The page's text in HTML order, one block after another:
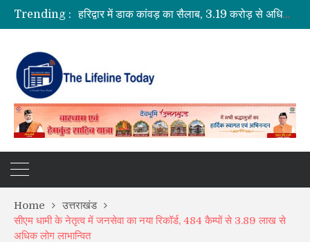
Trending :
हरिद्वार में डाक कांवड़ का सैलाब, 3.19 करोड़ से अधिक शिवभक्त गंगाजल लेकर रवाना
2027 की तैयारी में जुटी कांग्रेस, खड़गे ने रुद्रपुर में नेताओं को दिया एकजुटता का मंत्र
Home
उत्तराखंड
सीएम धामी के नेतृत्व में जनसेवा का नया रिकॉर्ड, 484 कैम्पों से 3.89 लाख से
अधिक लोग लाभान्वित